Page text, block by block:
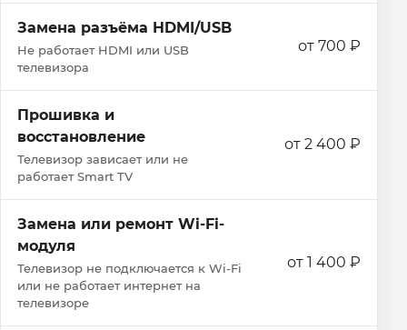
Замена разъёма HDMI/USB
Не работает HDMI или USB
телевизора
от 700 ₽
Прошивка и
восстановление
Телевизор зависает или не
работает Smart TV
от 2 400 ₽
Замена или ремонт Wi‑Fi-
модуля
Телевизор не подключается к Wi‑Fi
или не работает интернет на
телевизоре
от 1 400 ₽